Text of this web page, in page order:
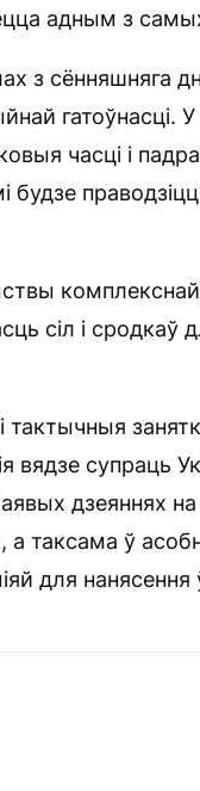
адным з
з сённяшняга
гатоўнасці.
часці і
комплекснай
сіл і сродкаў
тактычныя
вядзе супраць
дзеяннях
а таксама ў
для нанясення